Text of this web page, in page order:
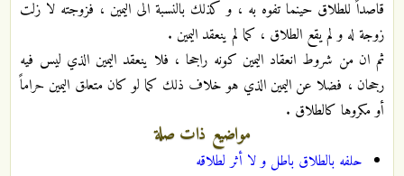
قاصداً للطلاق حينما تفوه به ، و كذلك بالنسبة الى اليمين ، فزوجته لا زلت
زوجة له و لم يقع الطلاق ، كما لم ينعقد اليمين .
ثم ان من شروط انعقاد اليمين كونه راجحا ، فلا ينعقد اليمين الذي ليس فيه
رجحان ، فضلا عن اليمين الذي هو خلاف ذلك كما لو كان متعلق اليمين حراماً
أو مكروها كالطلاق .
مواضيع ذات صلة
حلفه بالطلاق باطل و لا أثر لطلاقه